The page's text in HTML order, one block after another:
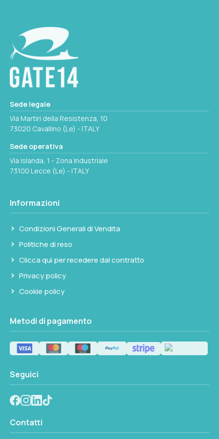
AXB MM
76x83
Sede legale
Via Martiri della Resistenza, 10
73020 Cavallino (Le) - ITALY
Sede operativa
Via Islanda, 1 - Zona Industriale
73100 Lecce (Le) - ITALY
Informazioni
Condizioni Generali di Vendita
Politiche di reso
Clicca qui per recedere dal contratto
Privacy policy
Cookie policy
Metodi di pagamento
Seguici
Contatti